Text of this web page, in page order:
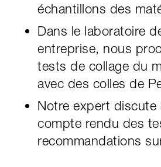
échantillons des
Dans le laboratoire
entreprise, nous
tests de collage du
avec des colles de
Notre expert discute
compte rendu des
recommandations